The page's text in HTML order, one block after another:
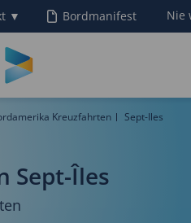
▼ Bordmanifest Nie
Kreuzfahrten Sept-Iles
Sept-Îles